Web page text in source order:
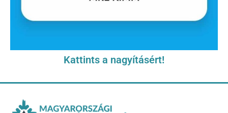
Kattints a nagyításért!